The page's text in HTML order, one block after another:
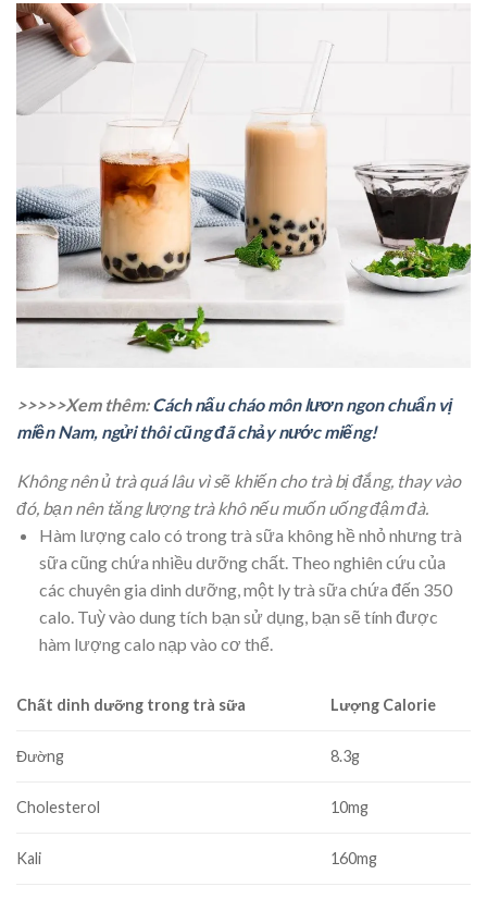
>>>>>Xem thêm:Cách nấu cháo môn lươn ngon chuẩn vị
miền Nam, ngửi thôi cũng đã chảy nước miếng!
Không nên ủ trà quá lâu vì sẽ khiến cho trà bị đắng, thay vào
đó, bạn nên tăng lượng trà khô nếu muốn uống đậm đà.
Hàm lượng calo có trong trà sữa không hề nhỏ nhưng trà
sữa cũng chứa nhiều dưỡng chất. Theo nghiên cứu của
các chuyên gia dinh dưỡng, một ly trà sữa chứa đến 350
calo. Tuỳ vào dung tích bạn sử dụng, bạn sẽ tính được
hàm lượng calo nạp vào cơ thể.
Chất dinh dưỡng trong trà sữa Lượng Calorie
Đường 8.3g
Cholesterol 10mg
Kali 160mg